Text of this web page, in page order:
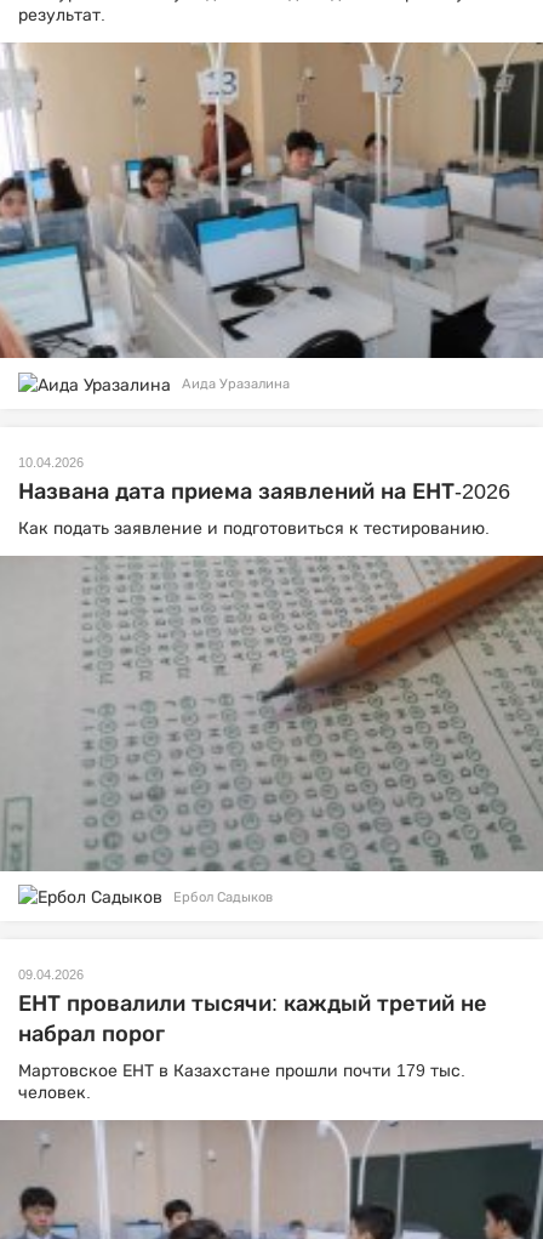
результат.
Аида Уразалина
10.04.2026
Названа дата приема заявлений на ЕНТ-2026
Как подать заявление и подготовиться к тестированию.
Ербол Садыков
09.04.2026
ЕНТ провалили тысячи: каждый третий не
набрал порог
Мартовское ЕНТ в Казахстане прошли почти 179 тыс.
человек.